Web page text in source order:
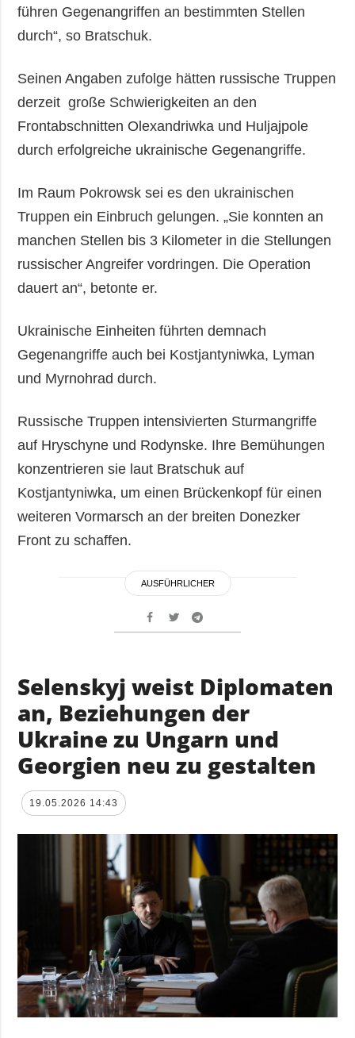
führen Gegenangriffen an bestimmten Stellen
durch“, so Bratschuk.
Seinen Angaben zufolge hätten russische Truppen
derzeit große Schwierigkeiten an den
Frontabschnitten Olexandriwka und Huljajpole
durch erfolgreiche ukrainische Gegenangriffe.
Im Raum Pokrowsk sei es den ukrainischen
Truppen ein Einbruch gelungen. „Sie konnten an
manchen Stellen bis 3 Kilometer in die Stellungen
russischer Angreifer vordringen. Die Operation
dauert an“, betonte er.
Ukrainische Einheiten führten demnach
Gegenangriffe auch bei Kostjantyniwka, Lyman
und Myrnohrad durch.
Russische Truppen intensivierten Sturmangriffe
auf Hryschyne und Rodynske. Ihre Bemühungen
konzentrieren sie laut Bratschuk auf
Kostjantyniwka, um einen Brückenkopf für einen
weiteren Vormarsch an der breiten Donezker
Front zu schaffen.
AUSFÜHRLICHER
Selenskyj weist Diplomaten
an, Beziehungen der
Ukraine zu Ungarn und
Georgien neu zu gestalten
19.05.2026 14:43